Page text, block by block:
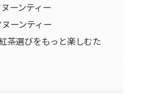
ーンティー
ーンティー
茶選びをもっと楽しむた